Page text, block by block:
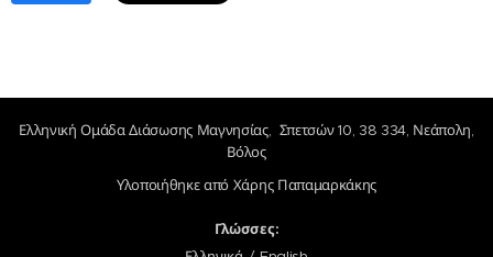
Ελληνική Ομάδα Διάσωσης Μαγνησίας, Σπετσών 10, 38 334, Νεάπολη,
Βόλος
Υλοποιήθηκε από Χάρης Παπαμαρκάκης
Γλώσσες